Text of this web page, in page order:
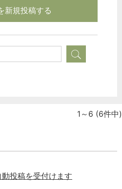
新規投稿する
1～6 (6件中)
投稿を受付けます